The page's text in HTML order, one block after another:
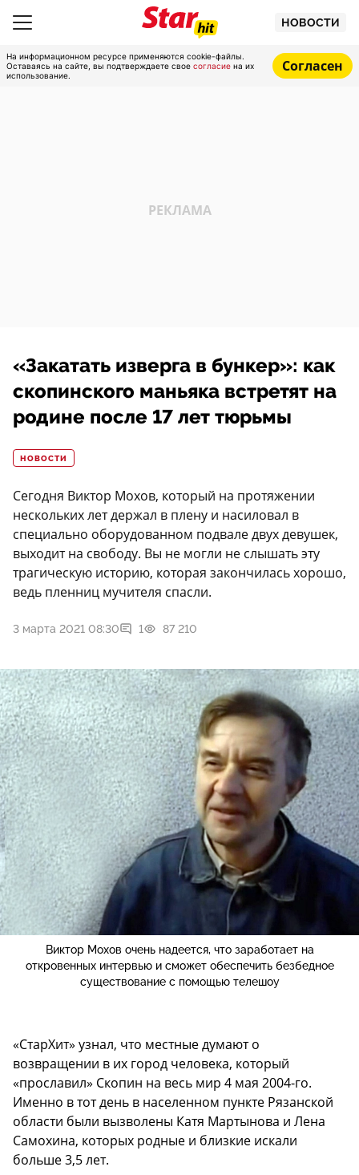
НОВОСТИ
На информационном ресурсе применяются cookie-файлы.
Оставаясь на сайте, вы подтверждаете свое согласие на их
использование.
Согласен
«Закатать изверга в бункер»: как
скопинского маньяка встретят на
родине после 17 лет тюрьмы
НОВОСТИ
Сегодня Виктор Мохов, который на протяжении
нескольких лет держал в плену и насиловал в
специально оборудованном подвале двух девушек,
выходит на свободу. Вы не могли не слышать эту
трагическую историю, которая закончилась хорошо,
ведь пленниц мучителя спасли.
3 марта 2021 08:30 1 87 210
Виктор Мохов очень надеется, что заработает на
откровенных интервью и сможет обеспечить безбедное
существование с помощью телешоу
«СтарХит» узнал, что местные думают о
возвращении в их город человека, который
«прославил» Скопин на весь мир 4 мая 2004-го.
Именно в тот день в населенном пункте Рязанской
области были вызволены Катя Мартынова и Лена
Самохина, которых родные и близкие искали
больше 3,5 лет.